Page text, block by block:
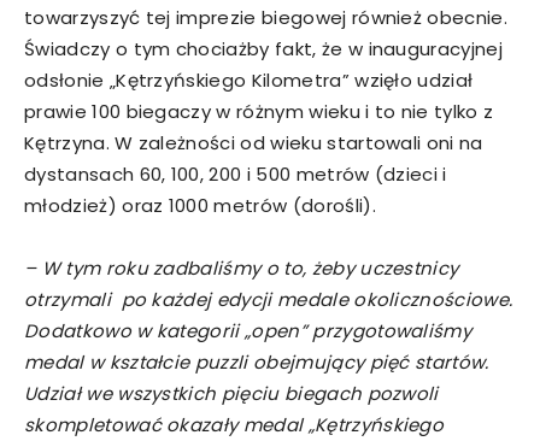
towarzyszyć tej imprezie biegowej również obecnie.
Świadczy o tym chociażby fakt, że w inauguracyjnej
odsłonie „Kętrzyńskiego Kilometra” wzięło udział
prawie 100 biegaczy w różnym wieku i to nie tylko z
Kętrzyna. W zależności od wieku startowali oni na
dystansach 60, 100, 200 i 500 metrów (dzieci i
młodzież) oraz 1000 metrów (dorośli).
– W tym roku zadbaliśmy o to, żeby uczestnicy
otrzymali po każdej edycji medale okolicznościowe.
Dodatkowo w kategorii „open” przygotowaliśmy
medal w kształcie puzzli obejmujący pięć startów.
Udział we wszystkich pięciu biegach pozwoli
skompletować okazały medal „Kętrzyńskiego